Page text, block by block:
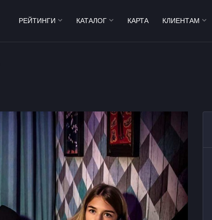
РЕЙТИНГИ КАТАЛОГ КАРТА КЛИЕНТАМ